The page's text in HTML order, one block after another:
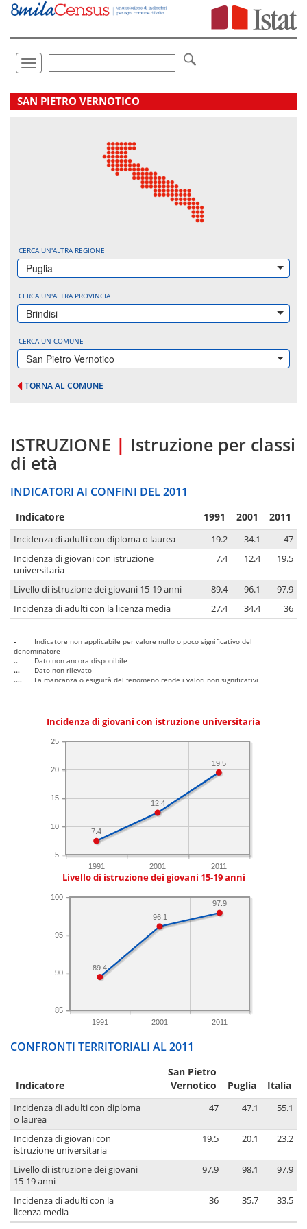
Vai
direttamente
Toggle
navigation
.
SAN PIETRO VERNOTICO
CERCA UN'ALTRA REGIONE
Puglia
CERCA UN'ALTRA PROVINCIA
Brindisi
CERCA UN COMUNE
San Pietro Vernotico
TORNA AL COMUNE
ISTRUZIONE | Istruzione per classi
di età
INDICATORI AI CONFINI DEL 2011
Indicatore 1991 2001 2011
Incidenza di adulti con diploma o laurea 19.2 34.1
47
Incidenza di giovani con istruzione
universitaria
7.4 12.4 19.5
Livello di istruzione dei giovani 15-19 anni 89.4 96.1
97.9
Incidenza di adulti con la licenza media
27.4 34.4 36
-
Indicatore non applicabile per valore nullo o poco significativo del
denominatore
..
Dato non ancora disponibile
...
Dato non rilevato
....
La mancanza o esiguità del fenomeno rende i valori non significativi
Incidenza di giovani con istruzione universitaria
1991 2001 2011
5
10
15
20
25
19.5
12.4
7.4
Livello di istruzione dei giovani 15-19 anni
1991 2001 2011
85
90
95
100
97.9
96.1
89.4
CONFRONTI TERRITORIALI AL 2011
Indicatore
San Pietro
Vernotico
Puglia Italia
Incidenza di adulti con diploma
o laurea
47 47.1 55.1
Incidenza di giovani con
istruzione universitaria
19.5 20.1 23.2
Livello di istruzione dei giovani
15-19 anni
97.9 98.1 97.9
Incidenza di adulti con la
licenza media
36 35.7 33.5